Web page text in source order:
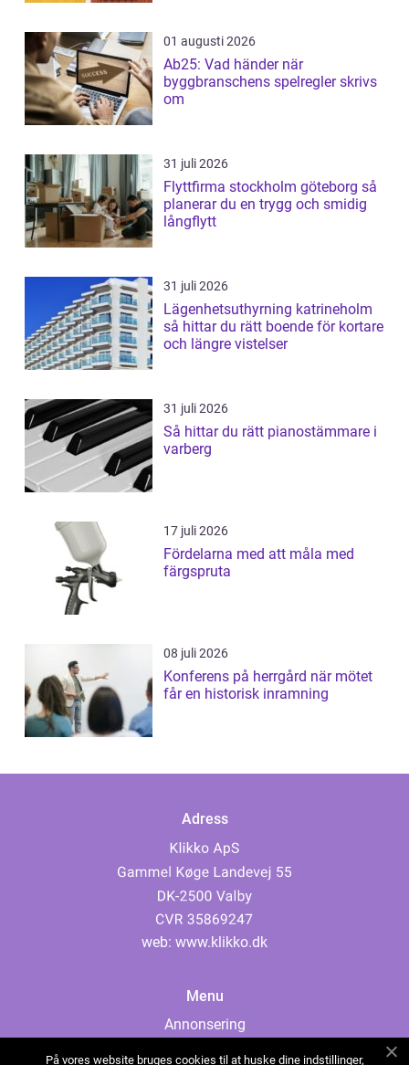
01 augusti 2026
Ab25: Vad händer när
byggbranschens spelregler skrivs
om
31 juli 2026
Flyttfirma stockholm göteborg så
planerar du en trygg och smidig
långflytt
31 juli 2026
Lägenhetsuthyrning katrineholm
så hittar du rätt boende för kortare
och längre vistelser
31 juli 2026
Så hittar du rätt pianostämmare i
varberg
17 juli 2026
Fördelarna med att måla med
färgspruta
08 juli 2026
Konferens på herrgård när mötet
får en historisk inramning
Adress
web: www.klikko.dk
Menu
Annonsering
På vores website bruges cookies til at huske dine indstillinger,